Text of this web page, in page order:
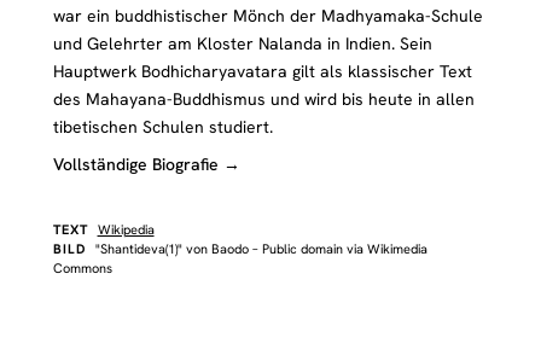
war ein buddhistischer Mönch der Madhyamaka-Schule
und Gelehrter am Kloster Nalanda in Indien. Sein
Hauptwerk Bodhicharyavatara gilt als klassischer Text
des Mahayana-Buddhismus und wird bis heute in allen
tibetischen Schulen studiert.
Vollständige Biografie →
TEXT
Wikipedia
BILD
"Shantideva(1)" von Baodo – Public domain via Wikimedia
Commons